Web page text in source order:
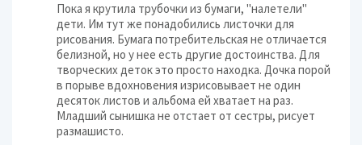
Пока я крутила трубочки из бумаги, "налетели"
дети. Им тут же понадобились листочки для
рисования. Бумага потребительская не отличается
белизной, но у нее есть другие достоинства. Для
творческих деток это просто находка. Дочка порой
в порыве вдохновения изрисовывает не один
десяток листов и альбома ей хватает на раз.
Младший сынишка не отстает от сестры, рисует
размашисто.